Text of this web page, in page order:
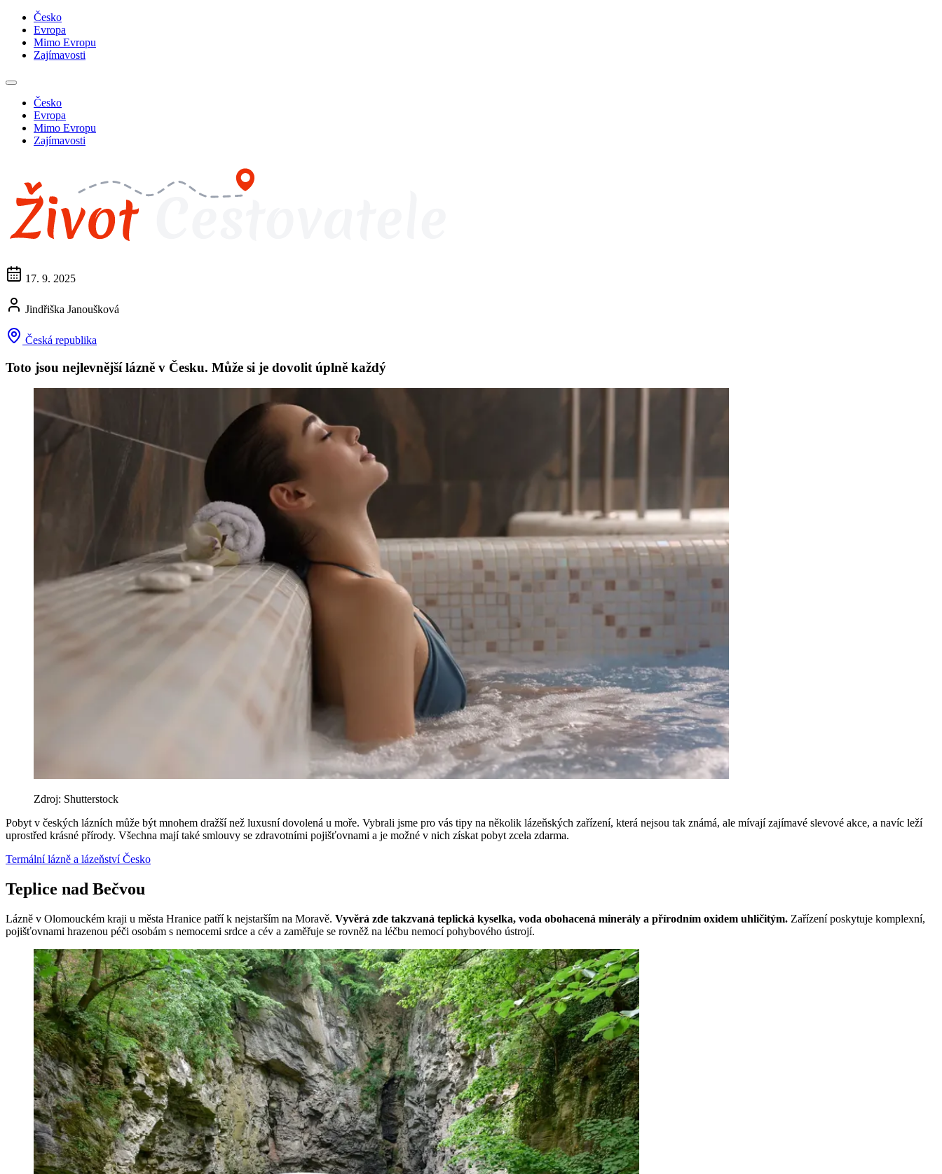
Česko
Evropa
Mimo Evropu
Zajímavosti
Česko
Evropa
Mimo Evropu
Zajímavosti
17. 9. 2025
Jindřiška Janoušková
Česká republika
Toto jsou nejlevnější lázně v Česku. Může si je dovolit úplně každý
Zdroj: Shutterstock
Pobyt v českých lázních může být mnohem dražší než luxusní dovolená u moře. Vybrali jsme pro vás tipy na několik lázeňských zařízení, která nejsou tak známá, ale mívají zajímavé slevové akce, a navíc leží
uprostřed krásné přírody. Všechna mají také smlouvy se zdravotními pojišťovnami a je možné v nich získat pobyt zcela zdarma.
Termální lázně a lázeňstvíČesko
Teplice nad Bečvou
Lázně v Olomouckém kraji u města Hranice patří k nejstarším na Moravě. Vyvěrá zde takzvaná teplická kyselka, voda obohacená minerály a přírodním oxidem uhličitým. Zařízení poskytuje komplexní,
pojišťovnami hrazenou péči osobám s nemocemi srdce a cév a zaměřuje se rovněž na léčbu nemocí pohybového ústrojí.